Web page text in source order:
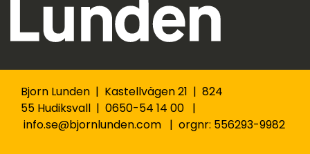
Bjorn Lunden | Kastellvägen 21 | 824
55 Hudiksvall | 0650-54 14 00 |
info.se@bjornlunden.com | orgnr: 556293-9982